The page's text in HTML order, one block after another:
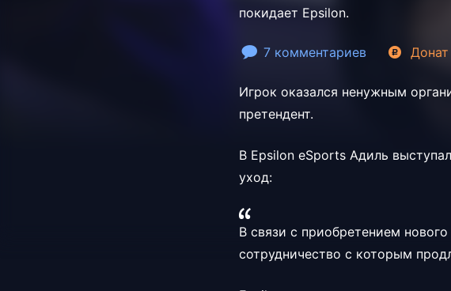
покидает Epsilon.
7 комментариев Донат
Игрок оказался ненужным
претендент.
В Epsilon eSports Адиль
уход:
В связи с приобретением
сотрудничество с которым